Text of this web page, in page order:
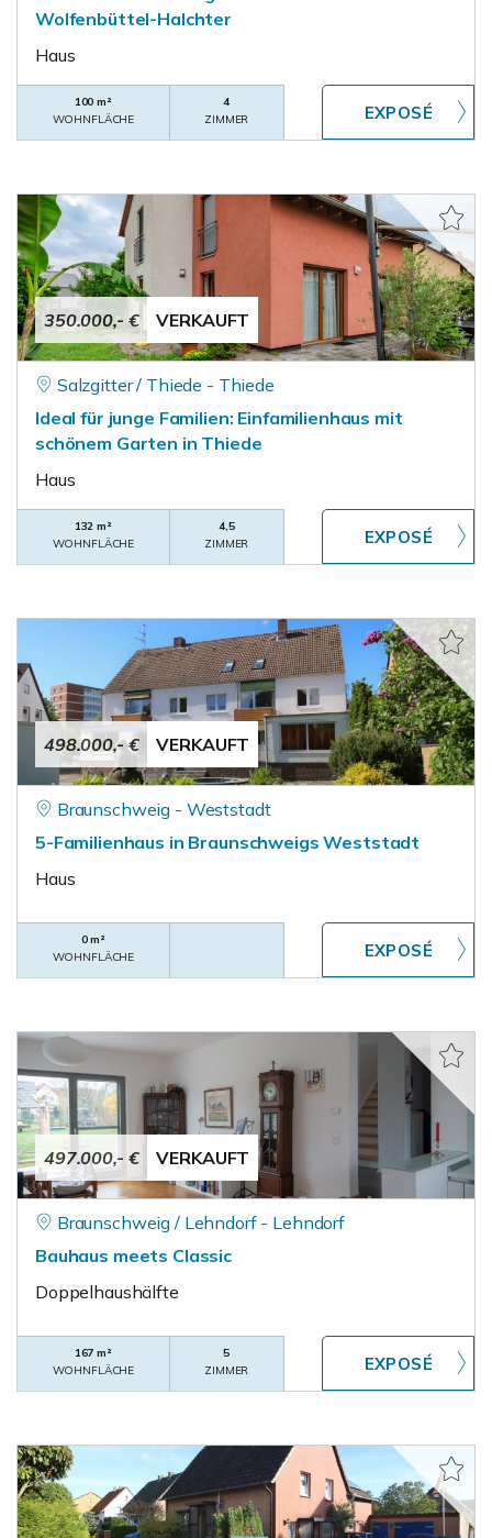
Wolfenbüttel-Halchter
Haus
100 m²
WOHNFLÄCHE
4
ZIMMER
350.000,- € VERKAUFT
Salzgitter / Thiede - Thiede
Ideal für junge Familien: Einfamilienhaus mit
schönem Garten in Thiede
Haus
132 m²
WOHNFLÄCHE
4,5
ZIMMER
498.000,- € VERKAUFT
Braunschweig - Weststadt
5-Familienhaus in Braunschweigs Weststadt
Haus
0 m²
WOHNFLÄCHE
497.000,- € VERKAUFT
Braunschweig / Lehndorf - Lehndorf
Bauhaus meets Classic
Doppelhaushälfte
167 m²
WOHNFLÄCHE
5
ZIMMER